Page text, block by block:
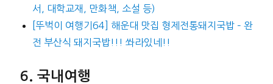
서, 대학교재, 만화책, 소설 등)
[뚜벅이 여행기64] 해운대 맛집 형제전통돼지국밥 – 완
전 부산식 돼지국밥!!! 쏴라있네!!
국내여행